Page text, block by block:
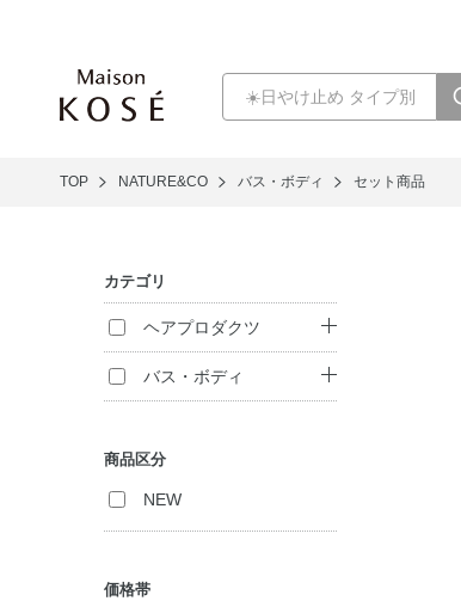
TOP NATURE&CO バス・ボディ セット商品
カテゴリ
ヘアプロダクツ
シャンプー
トリートメント
バス・ボディ
商品区分
NEW
価格帯